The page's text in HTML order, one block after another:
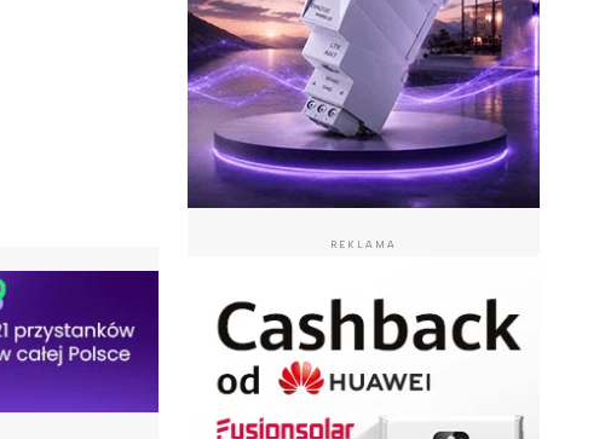
REKLAMA